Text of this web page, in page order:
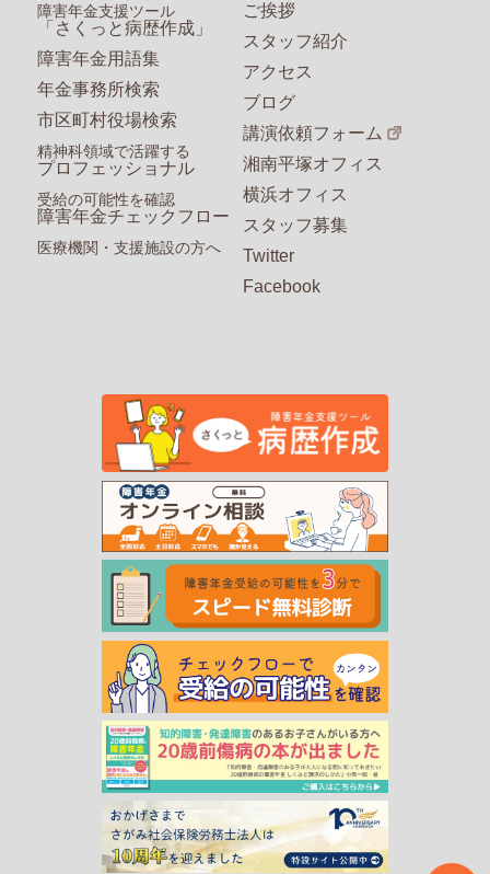
障害年金支援ツール
「さくっと病歴作成」
障害年金用語集
年金事務所検索
市区町村役場検索
精神科領域で活躍する
プロフェッショナル
受給の可能性を確認
障害年金チェックフロー
医療機関・支援施設の方へ
ご挨拶
スタッフ紹介
アクセス
ブログ
講演依頼フォーム
湘南平塚オフィス
横浜オフィス
スタッフ募集
Twitter
Facebook